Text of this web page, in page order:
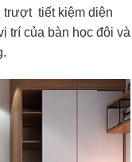
tiết kiệm diện
trí của bàn học đôi và